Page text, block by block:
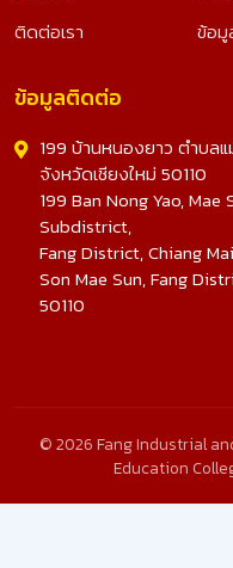
ติดต่อเรา
ข้อ
ข้อมูลติดต่อ
199 บ้านหนองยาว ตำบล
จังหวัดเชียงใหม่ 50110
199 Ban Nong Yao, Mae
Subdistrict,
Fang District, Chiang
Son Mae Sun, Fang
50110
© 2026 Fang Industrial
Education